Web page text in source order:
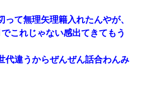
って無理矢理籍入れたんやが、
これじゃない感出てきてもう
代違うからぜんぜん話合わんみ